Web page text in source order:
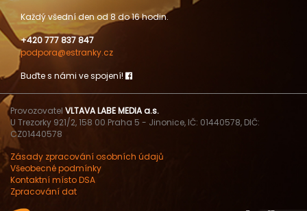
Každý všední den od 8 do 16 hodin.
+420 777 837 847
podpora@estranky.cz
Buďte s námi ve spojení!
Provozovatel VLTAVA LABE MEDIA a.s.
U Trezorky 921/2, 158 00 Praha 5 - Jinonice, IČ: 01440578, DIČ:
CZ01440578
Zásady zpracování osobních údajů
Všeobecné podmínky
Kontaktní místo DSA
Zpracování dat